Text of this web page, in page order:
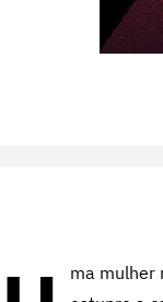
ma mulher